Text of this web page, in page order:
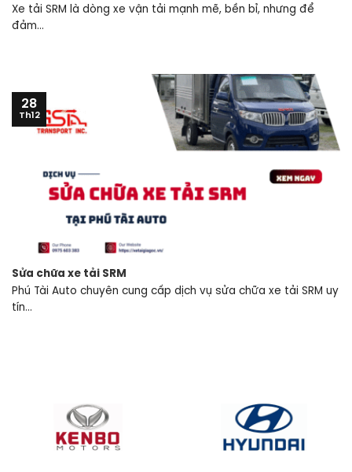
Xe tải SRM là dòng xe vận tải mạnh mẽ, bền bỉ, nhưng để
đảm...
Sửa chữa xe tải SRM
Phú Tài Auto chuyên cung cấp dịch vụ sửa chữa xe tải SRM uy
tín...
28
Th12